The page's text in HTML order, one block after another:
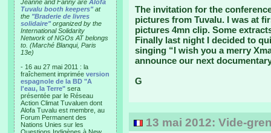
Jeanne and Fanny are Alofa
Tuvalu booth keepers"at
the "Braderie de livres
solidaire"organized by the
International Solidarity
Network of NGOs AT belongs
to. (Marché Blanqui, Paris
13e)
- 16 au 27 mai 2011 : la
fraîchement imprimée version
espagnole de la BD "A
l'eau, la Terre" sera
présentée par le Réseau
Action Climat Tuvaluen dont
Alofa Tuvalu est membre, au
Forum Permanent des
Nations Unies sur les
The invitation for the
pictures from Tuvalu. I was at
pictures 4mn clip. Some
Finally last night I decided to
singing “I wish you a merry
announce our next
G
13 mai 2012: Vide-